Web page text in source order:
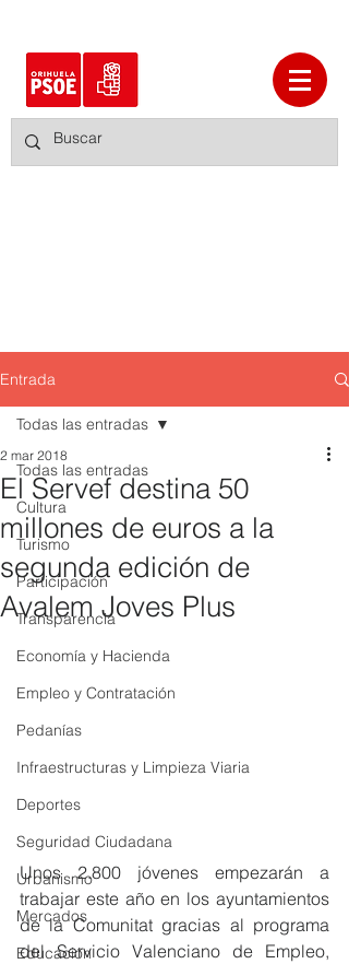
Entrada
Todas las entradas
Cultura
Turismo
Participación
Transparencia
Economía y Hacienda
Empleo y Contratación
Pedanías
Infraestructuras y Limpieza Viaria
Deportes
Seguridad Ciudadana
Urbanismo
Mercados
Educación
Todas las entradas
El Servef destina 50
millones de euros a la
segunda edición de
Avalem Joves Plus
2 mar 2018
Unos 2.800 jóvenes empezarán a
trabajar este año en los ayuntamientos
de la Comunitat gracias al programa
del Servicio Valenciano de Empleo,